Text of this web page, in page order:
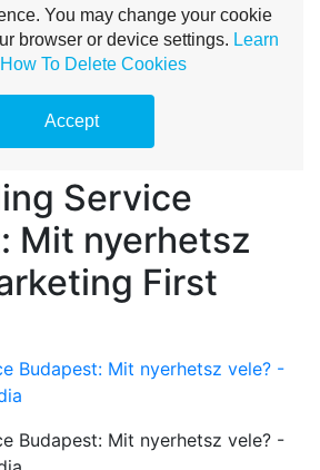
Service
Mit nyerhetsz
First
Budapest: Mit nyerhetsz vele? -
Budapest: Mit nyerhetsz vele? -